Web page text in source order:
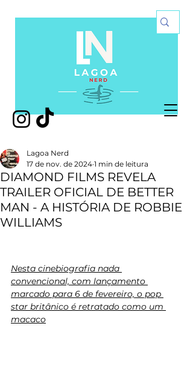
DIAMOND FILMS REVELA
TRAILER OFICIAL DE BETTER
MAN - A HISTÓRIA DE ROBBIE
WILLIAMS
Lagoa Nerd
17 de nov. de 2024 1 min de leitura
Nesta cinebiografia nada
convencional, com lançamento
marcado para 6 de fevereiro, o pop
star britânico é retratado como um
macaco